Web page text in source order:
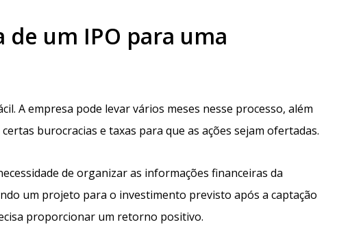
um IPO para uma
A empresa pode levar vários meses nesse processo, além
burocracias e taxas para que as ações sejam ofertadas.
de organizar as informações financeiras da
um projeto para o investimento previsto após a captação
proporcionar um retorno positivo.